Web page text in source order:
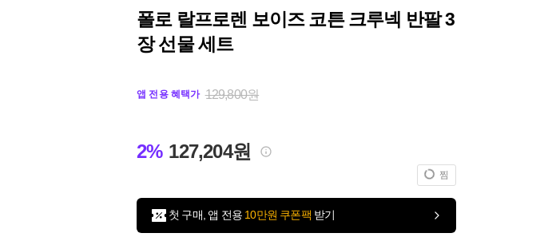
폴로 랄프로렌 보이즈 코튼 크루넥 반팔 3
장 선물 세트
앱 전용 혜택가 129,800원
2% 127,204원
찜
첫 구매, 앱 전용 10만원 쿠폰팩 받기